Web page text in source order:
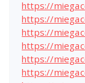
https://
https://
https://
https://
https://
https://